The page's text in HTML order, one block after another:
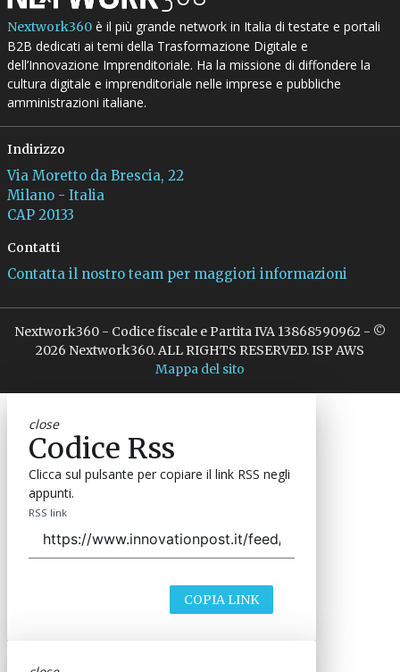
Nextwork360è il più grande network in Italia di testate e portali
B2B dedicati ai temi della Trasformazione Digitale e
dell’Innovazione Imprenditoriale. Ha la missione di diffondere la
cultura digitale e imprenditoriale nelle imprese e pubbliche
amministrazioni italiane.
Indirizzo
Via Moretto da Brescia, 22
Milano - Italia
CAP 20133
Contatti
Contatta il nostro team per maggiori informazioni
Nextwork360 - Codice fiscale e Partita IVA 13868590962 - ©
2026 Nextwork360. ALL RIGHTS RESERVED. ISP AWS
Mappa del sito
close
Codice Rss
Clicca sul pulsante per copiare il link RSS negli
appunti.
RSS link
COPIA LINK